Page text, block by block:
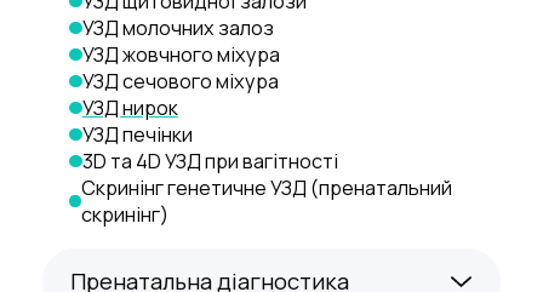
УЗД молочних залоз
УЗД жовчного міхура
УЗД сечового міхура
УЗД нирок
УЗД печінки
3D та 4D УЗД при вагітності
Скринінг генетичне УЗД (пренатальний
скринінг)
Пренатальна діагностика